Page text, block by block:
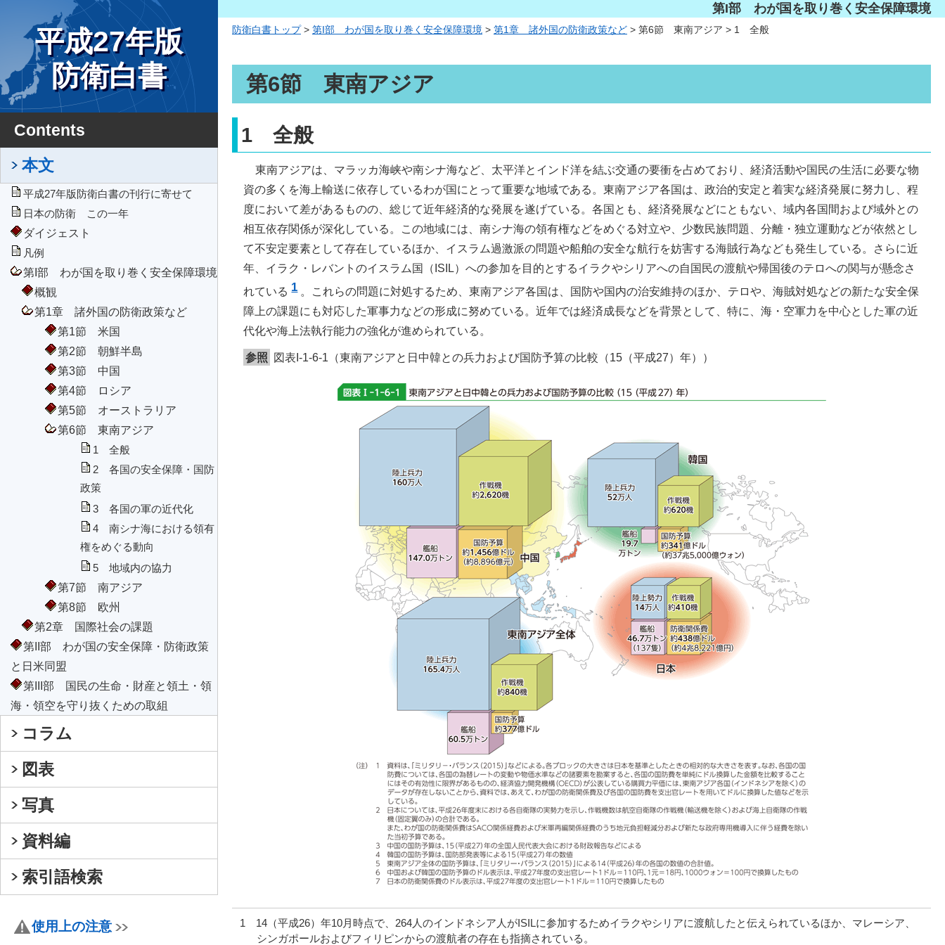
平成27年版
防衛白書
Contents
本文
平成27年版防衛白書の刊行に寄せて
日本の防衛 この一年
ダイジェスト
凡例
第I部 わが国を取り巻く安全保障環境
概観
第1章 諸外国の防衛政策など
第1節 米国
第2節 朝鮮半島
第3節 中国
第4節 ロシア
第5節 オーストラリア
第6節 東南アジア
1 全般
2 各国の安全保障・国防
政策
3 各国の軍の近代化
4 南シナ海における領有
権をめぐる動向
5 地域内の協力
第7節 南アジア
第8節 欧州
第2章 国際社会の課題
第II部 わが国の安全保障・防衛政策
と日米同盟
第III部 国民の生命・財産と領土・領
海・領空を守り抜くための取組
コラム
図表
写真
資料編
索引語検索
使用上の注意
第I部 わが国を取り巻く安全保障環境
防衛白書トップ> 第I部 わが国を取り巻く安全保障環境 > 第1章 諸外国の防衛政策など > 第6節 東南アジア > 1 全般
第6節 東南アジア
1 全般
東南アジアは、マラッカ海峡や南シナ海など、太平洋とインド洋を結ぶ交通の要衝を占めており、経済活動や国民の生活に必要な物
資の多くを海上輸送に依存しているわが国にとって重要な地域である。東南アジア各国は、政治的安定と着実な経済発展に努力し、程
度において差があるものの、総じて近年経済的な発展を遂げている。各国とも、経済発展などにともない、域内各国間および域外との
相互依存関係が深化している。この地域には、南シナ海の領有権などをめぐる対立や、少数民族問題、分離・独立運動などが依然とし
て不安定要素として存在しているほか、イスラム過激派の問題や船舶の安全な航行を妨害する海賊行為なども発生している。さらに近
年、イラク・レバントのイスラム国（ISIL）への参加を目的とするイラクやシリアへの自国民の渡航や帰国後のテロへの関与が懸念さ
れている 1 。これらの問題に対処するため、東南アジア各国は、国防や国内の治安維持のほか、テロや、海賊対処などの新たな安全保
障上の課題にも対応した軍事力などの形成に努めている。近年では経済成長などを背景として、特に、海・空軍力を中心とした軍の近
代化や海上法執行能力の強化が進められている。
参照 図表I-1-6-1（東南アジアと日中韓との兵力および国防予算の比較（15（平成27）年））
1 14（平成26）年10月時点で、264人のインドネシア人がISILに参加するためイラクやシリアに渡航したと伝えられているほか、マレーシア、
シンガポールおよびフィリピンからの渡航者の存在も指摘されている。